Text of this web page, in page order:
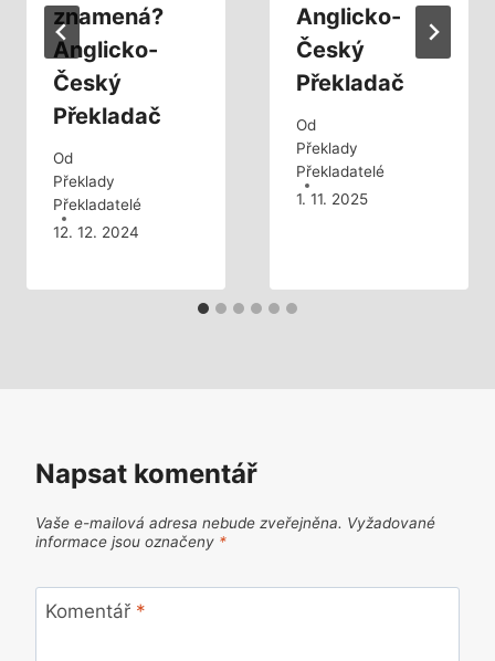
znamená?
Anglicko-
Český
Překladač
Od
Překlady
Překladatelé
12. 12. 2024
Anglicko-
Český
Překladač
Od
Překlady
Překladatelé
1. 11. 2025
Napsat komentář
Vaše e-mailová adresa nebude zveřejněna. Vyžadované
informace jsou označeny *
Komentář *